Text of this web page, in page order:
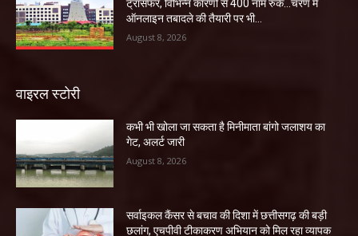
ट्रांसफर, विभिन्न कारणों से 400 नाम रुके…चरण में
ऑनलाइन तबादले की तैयारी पर भी...
August 8, 2026
वाइरल स्टोरी
कभी भी खोला जा सकता है मिनीमाता बांगो जलाशय का
गेट, अलर्ट जारी
August 8, 2026
सर्वाइकल कैंसर से बचाव की दिशा में छत्तीसगढ़ की बड़ी
छलांग, एचपीवी टीकाकरण अभियान को मिल रहा व्यापक